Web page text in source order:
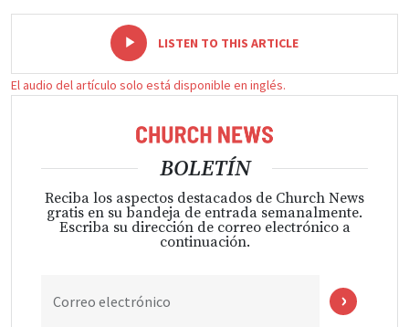
LISTEN TO THIS ARTICLE
El audio del artículo solo está disponible en inglés.
BOLETÍN
Reciba los aspectos destacados de Church News
gratis en su bandeja de entrada semanalmente.
Escriba su dirección de correo electrónico a
continuación.
Correo electrónico